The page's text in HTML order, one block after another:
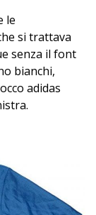
le
si trattava
senza il font
bianchi,
adidas